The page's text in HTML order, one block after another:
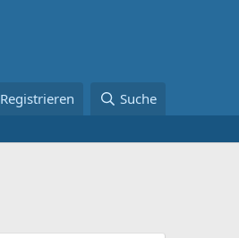
Registrieren Suche